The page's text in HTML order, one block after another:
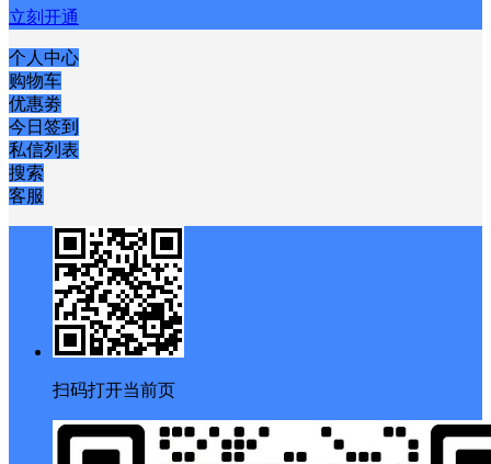
立刻开通
个人中心
购物车
优惠劵
今日签到
私信列表
搜索
客服
扫码打开当前页